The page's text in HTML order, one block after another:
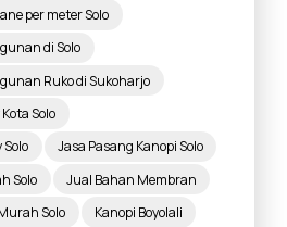
per meter Solo
di Solo
Ruko di Sukoharjo
Solo
Jasa Pasang Kanopi Solo
Solo
Jual Bahan Membran
Solo
Kanopi Boyolali